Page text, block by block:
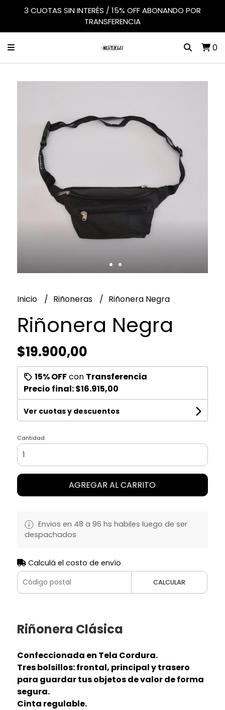
3 CUOTAS SIN INTERÉS / 15% OFF ABONANDO POR
TRANSFERENCIA
0
Inicio Riñoneras Riñonera Negra
Riñonera Negra
$19.900,00
15% OFFcon Transferencia
Precio final:$16.915,00
Ver cuotas y descuentos
Cantidad
AGREGAR AL CARRITO
Envios en 48 a 96 hs habiles luego de ser
despachados
Calculá el costo de envío
CALCULAR
Riñonera Clásica
Confeccionada en Tela Cordura.
Tres bolsillos: frontal, principal y trasero
para guardar tus objetos de valor de forma
segura.
Cinta regulable.